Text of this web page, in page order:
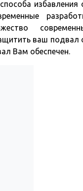
избавления
ваш подвал
Вам обеспечен.